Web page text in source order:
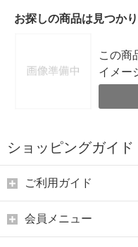
お探しの商品は見つか
この商
イメー
ショッピングガイド
ご利用ガイド
会員メニュー